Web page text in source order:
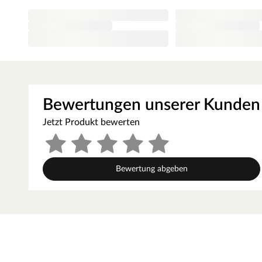
Die Zargen von Mosel können um 17 mm vergrößert
Wand anpassen.
Bitte beachten Sie, dass die Wandstärke inklusive Putz
Stellen gemessen werden muss. Für die benötigte
werden. Sollte die Wand nicht im Lot stehen, ist es
Falls diese im unteren Verstellbereich liegt, kann bei
Bewertungen unserer Kunden
Jetzt Produkt bewerten
Bewertung abgeben